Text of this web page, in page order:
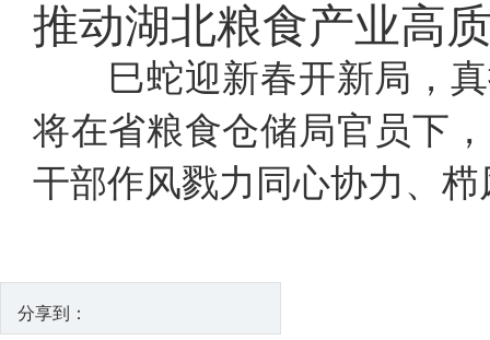
推动湖北粮食产业高
巳蛇迎新春开新局，真
将在省粮食仓储局官员下
干部作风戮力同心协力、
分享到：